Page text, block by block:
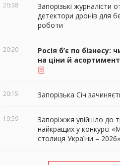
20:38
Запорізькі журналісти
детектори дронів для
роботи
20:20
Росія б’є по бізнесу:
на ціни й
20:15 Запорізька Січ
19:59
Запоріжжя увійшло до
найкращих у конкурсі
столиця України – 2026»